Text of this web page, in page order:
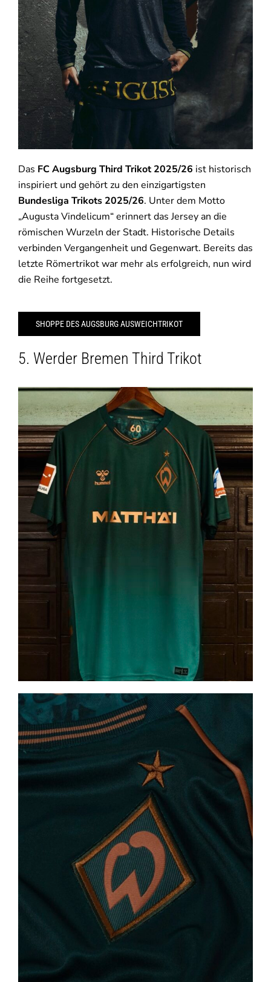
Das FC Augsburg Third Trikot 2025/26 ist historisch
inspiriert und gehört zu den einzigartigsten
Bundesliga Trikots 2025/26. Unter dem Motto
„Augusta Vindelicum“ erinnert das Jersey an die
römischen Wurzeln der Stadt. Historische Details
verbinden Vergangenheit und Gegenwart. Bereits das
letzte Römertrikot war mehr als erfolgreich, nun wird
die Reihe fortgesetzt.
SHOPPE DES AUGSBURG AUSWEICHTRIKOT
5. Werder Bremen Third Trikot